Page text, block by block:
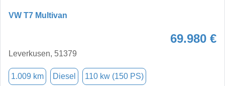
VW T7 Multivan
69.980 €
Leverkusen, 51379
1.009 km Diesel 110 kw (150 PS)